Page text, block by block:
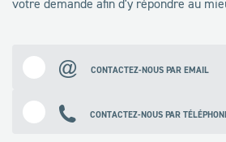
votre demande afin d'y répondre au
CONTACTEZ-NOUS PAR EMAIL
CONTACTEZ-NOUS PAR